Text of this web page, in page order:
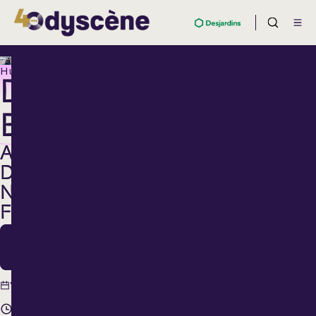
Humour
DOM
BABIN
AMÉRICAIN
DU
NORD
FRANÇAIS
Vendredi